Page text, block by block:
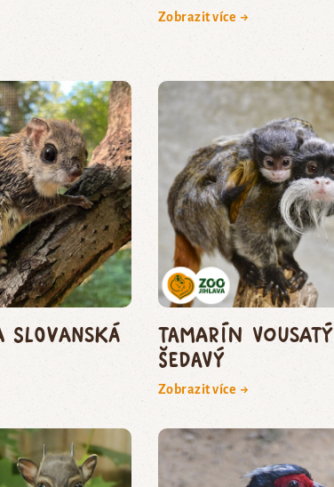
Zobrazit více →
slovanská
Tamarín vousatý
šedavý
Zobrazit více →